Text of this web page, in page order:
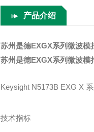
产品介绍
苏州是德EXGX系列微波模
苏州是德EXGX系列微波模
Keysight N5173B EXG X
技术指标